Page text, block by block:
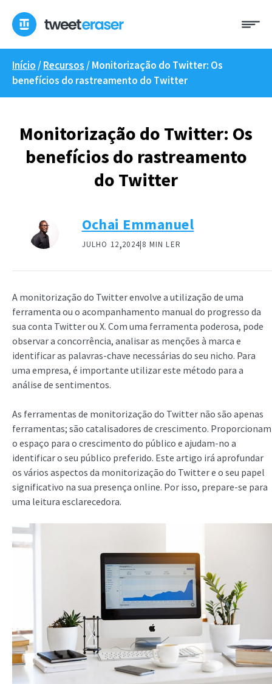
para
conteúdo
Início /Recursos /Monitorização do Twitter: Os
benefícios do rastreamento do Twitter
Monitorização do Twitter: Os
benefícios do rastreamento
do Twitter
Ochai Emmanuel
JULHO 12,2024|8 MIN LER
A monitorização do Twitter envolve a utilização de uma
ferramenta ou o acompanhamento manual do progresso da
sua conta Twitter ou X. Com uma ferramenta poderosa, pode
observar a concorrência, analisar as menções à marca e
identificar as palavras-chave necessárias do seu nicho. Para
uma empresa, é importante utilizar este método para a
análise de sentimentos.
As ferramentas de monitorização do Twitter não são apenas
ferramentas; são catalisadores de crescimento. Proporcionam
o espaço para o crescimento do público e ajudam-no a
identificar o seu público preferido. Este artigo irá aprofundar
os vários aspectos da monitorização do Twitter e o seu papel
significativo na sua presença online. Por isso, prepare-se para
uma leitura esclarecedora.